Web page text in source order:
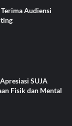
Audiensi
SUJA
Fisik dan Mental